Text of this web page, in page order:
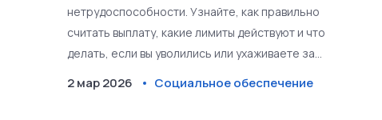
нетрудоспособности. Узнайте, как правильно
считать выплату, какие лимиты действуют и что
делать, если вы уволились или ухаживаете за
2 мар 2026 Социальное обеспечение